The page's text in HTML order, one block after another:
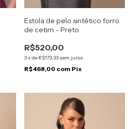
Estola de pelo sintético forro
de cetim - Preto
R$520,00
3x de R$173,33 sem juros
R$468,00 com Pix